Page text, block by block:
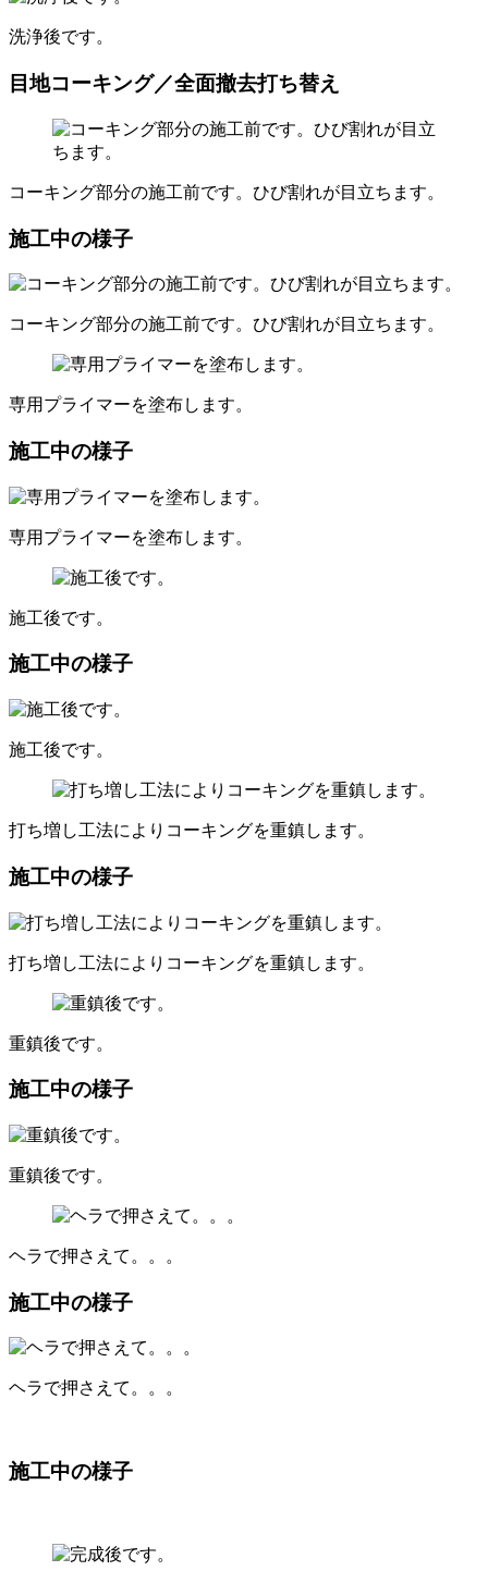
洗浄後です。
目地コーキング／全面撤去打ち替え
コーキング部分の施工前です。ひび割れが目立ちます。
施工中の様子
コーキング部分の施工前です。ひび割れが目立ちます。
専用プライマーを塗布します。
施工中の様子
専用プライマーを塗布します。
施工後です。
施工中の様子
施工後です。
打ち増し工法によりコーキングを重鎮します。
施工中の様子
打ち増し工法によりコーキングを重鎮します。
重鎮後です。
施工中の様子
重鎮後です。
ヘラで押さえて。。。
施工中の様子
ヘラで押さえて。。。
施工中の様子